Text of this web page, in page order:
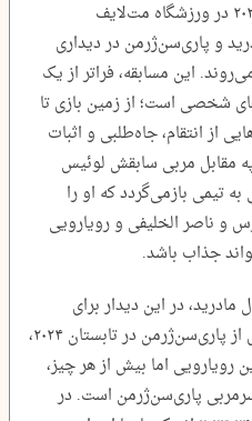
-نیمه‌نهایی جام جهانی باشگاه‌ها ۲۰۲۵ در ورزشگاه مت‌لایف
و پاری‌سن‌ژرمن در دیداری
این مسابقه، فراتر از یک
شخصی است؛ از زمین بازی تا
از انتقام، جاه‌طلبی و اثبات
مقابل مربی سابقش لوئیس
تیمی بازمی‌گردد که او را
و ناصر الخلیفی و رویارویی
جذاب باشد.
مادرید، در این دیدار برای
اولین‌بار پس از جدایی جنجالی‌اش از پاری‌سن‌ژرمن در تابستان ۲۰۲۴،
رویارویی اما بیش از هر چیز،
پاری‌سن‌ژرمن است. در